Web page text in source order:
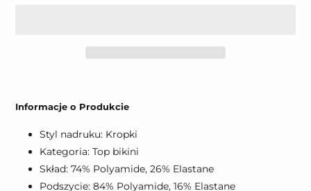
do
Informacje o Produkcie
Styl nadruku: Kropki
Kategoria: Top bikini
Skład: 74% Polyamide, 26% Elastane
Podszycie: 84% Polyamide, 16% Elastane